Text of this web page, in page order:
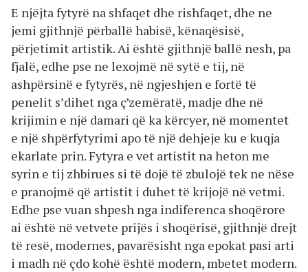
E njëjta fytyrë na shfaqet dhe rishfaqet, dhe ne
jemi gjithnjë përballë habisë, kënaqësisë,
përjetimit artistik. Ai është gjithnjë ballë nesh, pa
fjalë, edhe pse ne lexojmë në sytë e tij, në
ashpërsinë e fytyrës, në ngjeshjen e fortë të
penelit s’dihet nga ç’zemëratë, madje dhe në
krijimin e një damari që ka kërcyer, në momentet
e një shpërfytyrimi apo të një dehjeje ku e kuqja
ekarlate prin. Fytyra e vet artistit na heton me
syrin e tij zhbirues si të dojë të zbulojë tek ne nëse
e pranojmë që artistit i duhet të krijojë në vetmi.
Edhe pse vuan shpesh nga indiferenca shoqërore
ai është në vetvete prijës i shoqërisë, gjithnjë drejt
të resë, modernes, pavarësisht nga epokat pasi arti
i madh në çdo kohë është modern, mbetet modern.